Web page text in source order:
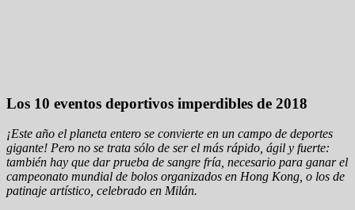
Los 10 eventos deportivos imperdibles de 2018
¡Este año el planeta entero se convierte en un campo de deportes
gigante! Pero no se trata sólo de ser el más rápido, ágil y fuerte:
también hay que dar prueba de sangre fría, necesario para ganar el
campeonato mundial de bolos organizados en Hong Kong, o los de
patinaje artístico, celebrado en Milán.